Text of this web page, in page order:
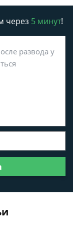
через 5 минут!